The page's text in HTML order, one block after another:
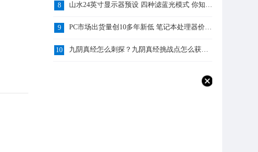
8
山水24英寸显示器预设 四种滤蓝光模式 你知道
9
PC市场出货量创10多年新低 笔记本处理器价格
10
九阴真经怎么刺探？九阴真经挑战点怎么获